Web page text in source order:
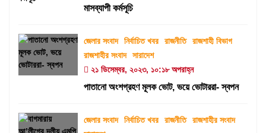
মাসব্যাপী কর্মসূচি
জেলার সংবাদ নির্বাচিত খবর রাজনীতি
রাজশাহী বিভাগ
রাজশাহীর সংবাদ
সারাদেশ
২১ ডিসেম্বর, ২০২৩, ১০:১৮ অপরাহ্ন
পাতানো অংশগ্রহণ মূলক ভোট, ভয়ে ভোটাররা- স্বপন
জেলার সংবাদ নির্বাচিত খবর রাজনীতি
রাজশাহীর সংবাদ